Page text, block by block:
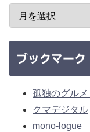
ブックマーク
孤独のグル
クマデジタル
mono-logue